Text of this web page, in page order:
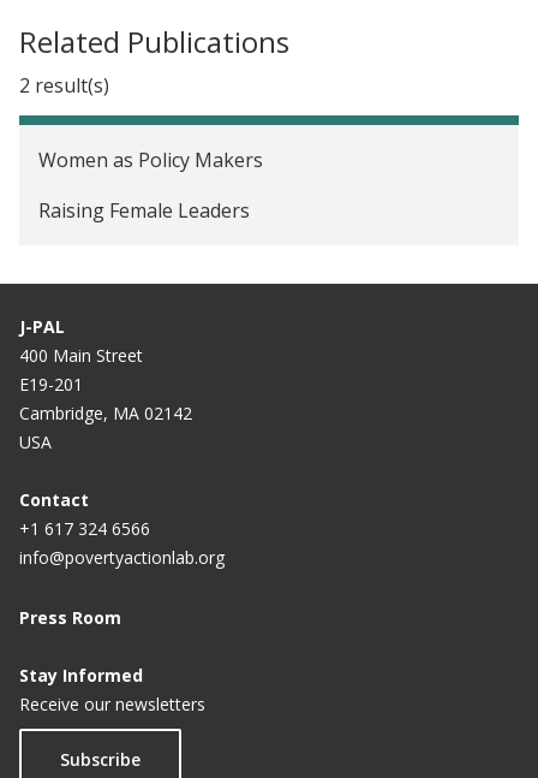
Poverty on a Petri Dish
Related Publications
2 result(s)
Women as Policy Makers
Raising Female Leaders
J-PAL
400 Main Street
E19-201
Cambridge, MA 02142
USA
Contact
+1 617 324 6566
info@povertyactionlab.org
Press Room
Stay Informed
Receive our newsletters
Subscribe